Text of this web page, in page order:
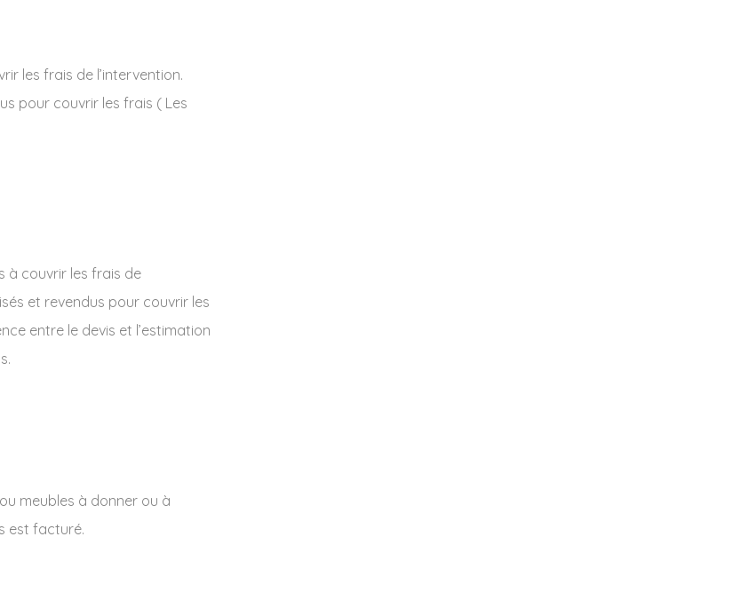
les frais de l’intervention.
pour couvrir les frais ( Les
à couvrir les frais de
et revendus pour couvrir les
entre le devis et l’estimation
meubles à donner ou à
est facturé.